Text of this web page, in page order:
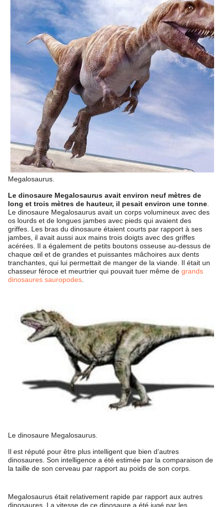
Megalosaurus.
Le dinosaure Megalosaurus avait environ neuf mètres de
long et trois mètres de hauteur, il pesait environ une tonne
Le dinosaure Megalosaurus avait un corps volumineux avec des
os lourds et de longues jambes avec pieds qui avaient des
griffes. Les bras du dinosaure étaient courts par rapport à ses
jambes, il avait aussi aux mains trois doigts avec des griffes
acérées. Il a également de petits boutons osseuse au-dessus de
chaque œil et de grandes et puissantes mâchoires aux dents
tranchantes, qui lui permettait de manger de la viande. Il était un
chasseur féroce et meurtrier qui pouvait tuer même de grands
dinosaures sauropodes
Le dinosaure Megalosaurus.
Il est réputé pour être plus intelligent que bien d’autres
dinosaures. Son intelligence a été estimée par la comparaison de
la taille de son cerveau par rapport au poids de son corps.
Megalosaurus était relativement rapide par rapport aux autres
dinosaures. La vitesse de ce dinosaure a été jugé par les